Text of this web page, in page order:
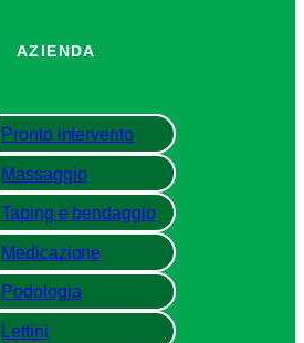
AZIENDA
Pronto intervento
Massaggio
Taping e bendaggio
Medicazione
Podologia
Lettini